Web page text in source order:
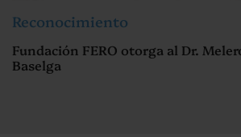
Reconocimiento
Fundación FERO otorga al Dr.
Baselga